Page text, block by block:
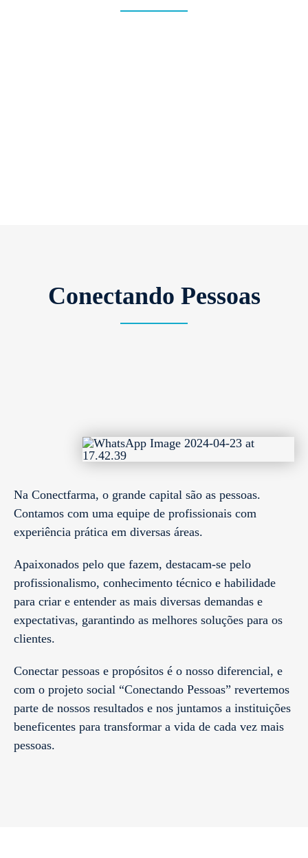
Conectando Pessoas
Na Conectfarma, o grande capital são as pessoas.
Contamos com uma equipe de profissionais com
experiência prática em diversas áreas.
Apaixonados pelo que fazem, destacam-se pelo
profissionalismo, conhecimento técnico e habilidade
para criar e entender as mais diversas demandas e
expectativas, garantindo as melhores soluções para os
clientes.
​Conectar pessoas e propósitos é o nosso diferencial, e
com o projeto social “Conectando Pessoas” revertemos
parte de nossos resultados e nos juntamos a instituições
beneficentes para transformar a vida de cada vez mais
pessoas.